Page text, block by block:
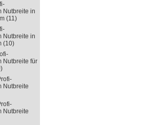
Nutbreite in
(11)
Nutbreite in
(10)
Nutbreite für
Nutbreite
Nutbreite